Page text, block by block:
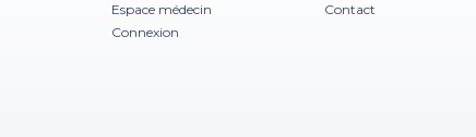
Espace médecin
Connexion
Contact